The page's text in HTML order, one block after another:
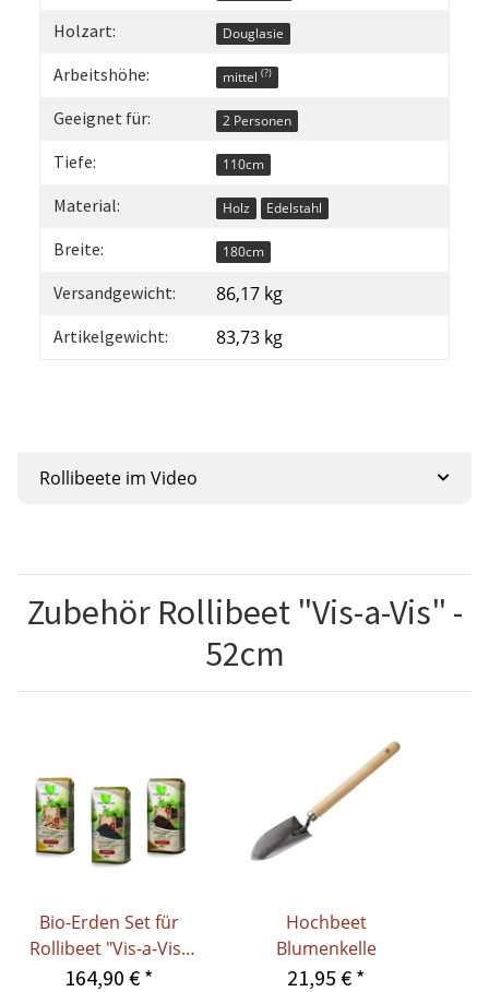
Holzart: Douglasie
Arbeitshöhe: mittel (?)
Geeignet für: 2 Personen
Tiefe: 110cm
Material: Holz Edelstahl
Breite: 180cm
Versandgewicht: 86,17 kg
Artikelgewicht: 83,73 kg
Rollibeete im Video
Zubehör Rollibeet "Vis-a-Vis" -
52cm
Bio-Erden Set für
Rollibeet "Vis-a-Vis"
Höhe 52cm
164,90 € *
Hochbeet
Blumenkelle
21,95 € *